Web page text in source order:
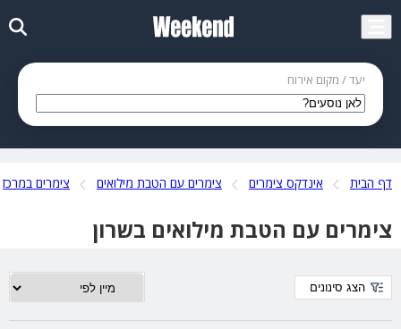
יעד / מקום אירוח
דף הבית אינדקס צימרים צימרים עם הטבת מילואים צימרים במרכז
צימרים עם הטבת מילואים בשרון
הצג סינונים